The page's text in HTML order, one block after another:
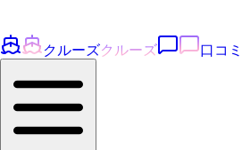
クルーズクルーズ 口コミ